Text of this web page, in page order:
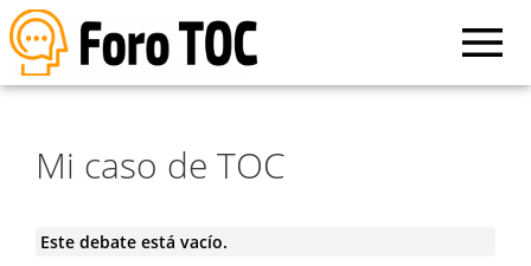
Mi caso de TOC
Este debate está vacío.